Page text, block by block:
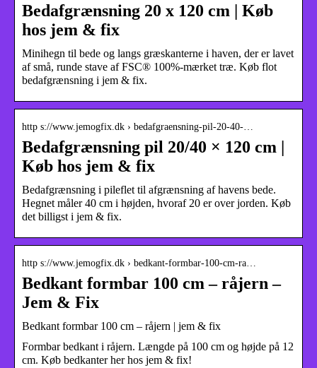
Bedafgrænsning 20 x 120 cm | Køb
hos jem & fix
Minihegn til bede og langs græskanterne i haven, der er lavet
af små, runde stave af FSC® 100%-mærket træ. Køb flot
bedafgrænsning i jem & fix.
http s://www.jemogfix.dk › bedafgraensning-pil-20-40-…
Bedafgrænsning pil 20/40 × 120 cm |
Køb hos jem & fix
Bedafgrænsning i pileflet til afgrænsning af havens bede.
Hegnet måler 40 cm i højden, hvoraf 20 er over jorden. Køb
det billigst i jem & fix.
http s://www.jemogfix.dk › bedkant-formbar-100-cm-ra…
Bedkant formbar 100 cm – råjern –
Jem & Fix
Bedkant formbar 100 cm – råjern | jem & fix
Formbar bedkant i råjern. Længde på 100 cm og højde på 12
cm. Køb bedkanter her hos jem & fix!